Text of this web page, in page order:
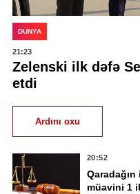
DÜNYA
21:23
Zelenski ilk dəfə
etdi
Ardını oxu
20:52
Qaradağın
müavini 1